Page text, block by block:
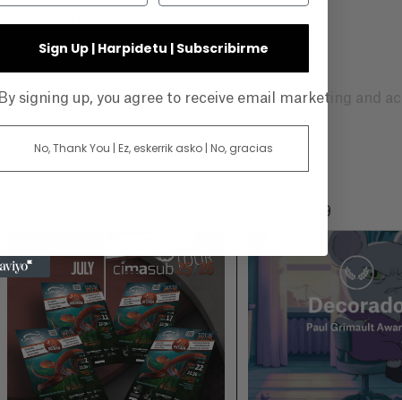
realizado!
2026-06-29
Sign Up | Harpidetu | Subscribirme
By signing up, you agree to receive email marketing and
No, Thank You | Ez, eskerrik asko | No, gracias